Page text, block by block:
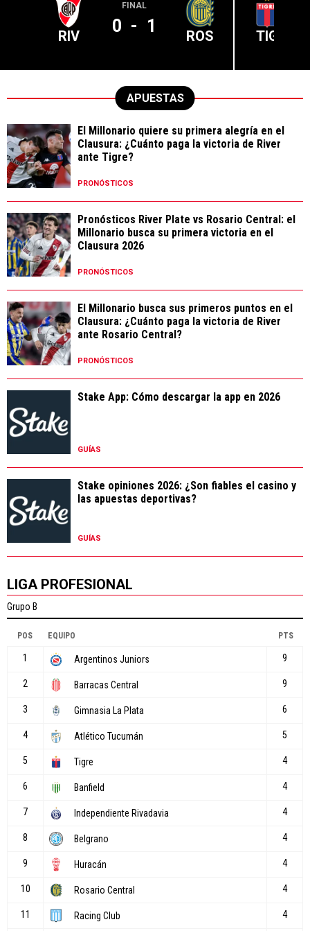
RIV
FINAL
0 - 1 ROS TIG
APUESTAS
El Millonario quiere su primera alegría en el
Clausura: ¿Cuánto paga la victoria de River
ante Tigre?
PRONÓSTICOS
Pronósticos River Plate vs Rosario Central: el
Millonario busca su primera victoria en el
Clausura 2026
PRONÓSTICOS
El Millonario busca sus primeros puntos en el
Clausura: ¿Cuánto paga la victoria de River
ante Rosario Central?
PRONÓSTICOS
Stake App: Cómo descargar la app en 2026
GUÍAS
Stake opiniones 2026: ¿Son fiables el casino y
las apuestas deportivas?
GUÍAS
LIGA PROFESIONAL